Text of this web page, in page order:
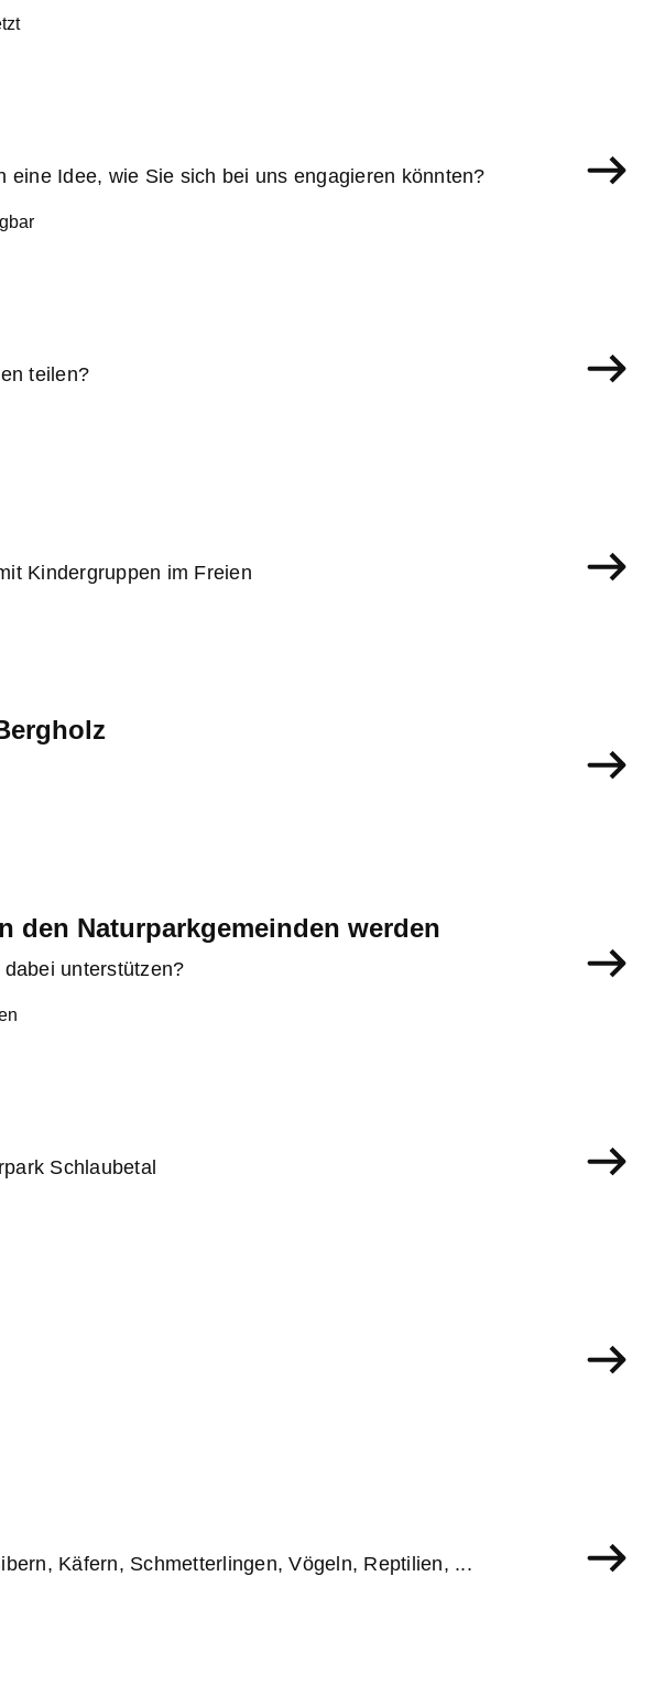
Idee, wie Sie sich bei uns engagieren könnten?
teilen?
Kindergruppen im Freien
den Naturparkgemeinden werden
unterstützen?
Schlaubetal
Käfern, Schmetterlingen, Vögeln, Reptilien, ...